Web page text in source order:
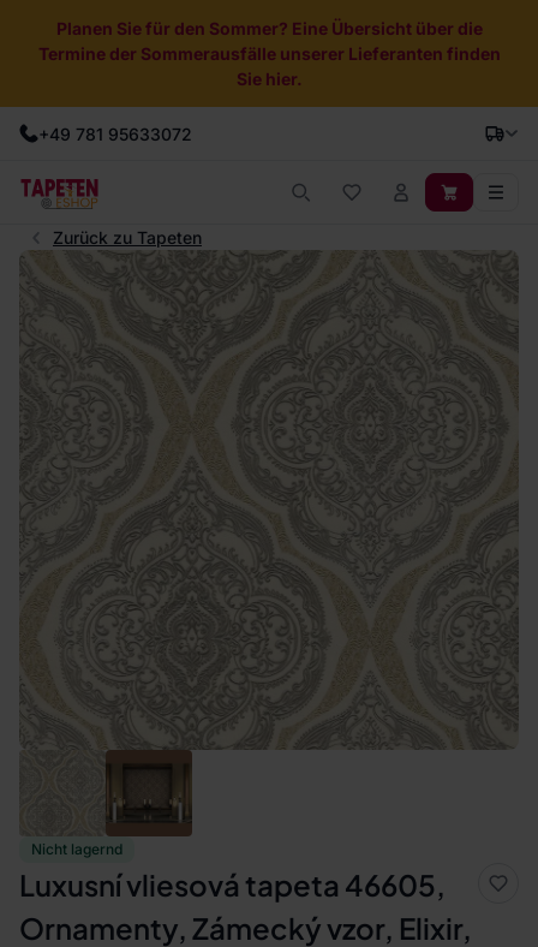
Planen Sie für den Sommer? Eine Übersicht über die
Termine der Sommerausfälle unserer Lieferanten finden
Sie hier.
+49 781 95633072
Zurück zu Tapeten
Nicht lagernd
Luxusní vliesová tapeta 46605,
Ornamenty, Zámecký vzor, Elixir,